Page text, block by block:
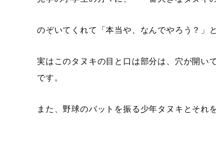
のぞいてくれて「本当や、なんでやろう？」
実はこのタヌキの目と口は部分は、穴が開い
です。
また、野球のバットを振る少年タヌキとそれ